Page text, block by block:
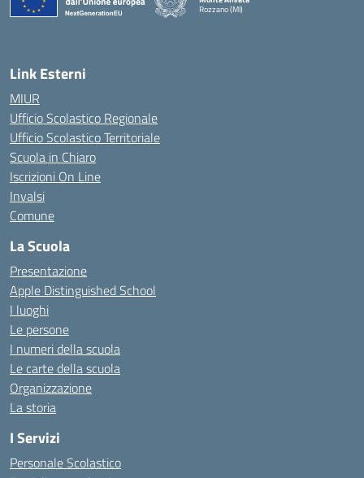
Rozzano (MI)
Link Esterni
MIUR
Ufficio Scolastico Regionale
Ufficio Scolastico Territoriale
Scuola in Chiaro
Iscrizioni On Line
Invalsi
Comune
La Scuola
Presentazione
Apple Distinguished School
I luoghi
Le persone
I numeri della scuola
Le carte della scuola
Organizzazione
La storia
I Servizi
Personale Scolastico